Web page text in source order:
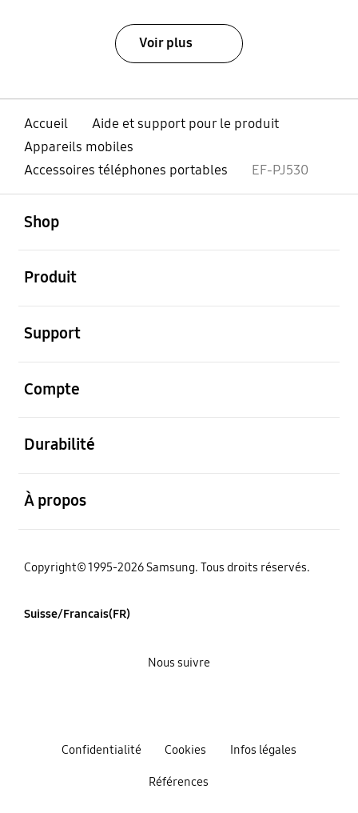
Voir plus
Accueil
Aide et support pour le produit
Appareils mobiles
Accessoires téléphones portables
EF-PJ530
Shop
Produit
Support
Compte
Durabilité
À propos
Copyright© 1995-2026 Samsung. Tous droits réservés.
Suisse/Francais(FR)
Confidentialité Cookies Infos légales
Références
Nous suivre